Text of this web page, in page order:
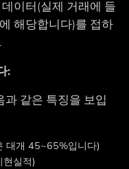
이터(실제 거래에 들
해당합니다)를 접하
:
같은 특징을 보입
대개 45~65%입니다)
실적)